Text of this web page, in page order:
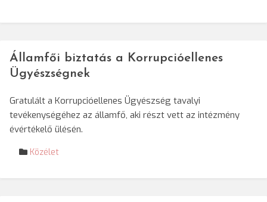
Államfői biztatás a Korrupcióellenes
Ügyészségnek
Gratulált a Korrupcióellenes Ügyészség tavalyi
tevékenységéhez az államfő, aki részt vett az intézmény
évértékelő ülésén.
Közélet